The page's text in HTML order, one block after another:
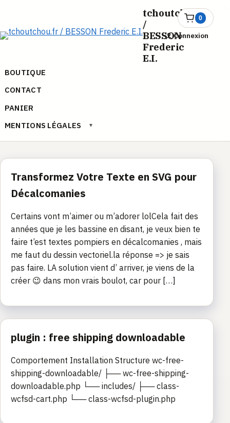
contenu
tchoutchou.fr
/
BESSON
Frederic
E.I.
BOUTIQUE
CONTACT
PANIER
MENTIONS LÉGALES
▾
0
Ouvrir
le
panier
Connexion
Transformez Votre Texte en SVG pour
Décalcomanies
Certains vont m’aimer ou m’adorer lolCela fait des
années que je les bassine en disant, je veux bien te
faire t’est textes pompiers en décalcomanies , mais
me faut du dessin vectoriel.la réponse => je sais
pas faire. LA solution vient d’ arriver, je viens de la
créer 😉 dans mon vrais boulot, car pour […]
plugin : free shipping downloadable
Comportement Installation Structure wc-free-
shipping-downloadable/ ├── wc-free-shipping-
downloadable.php └── includes/ ├── class-
wcfsd-cart.php └── class-wcfsd-plugin.php